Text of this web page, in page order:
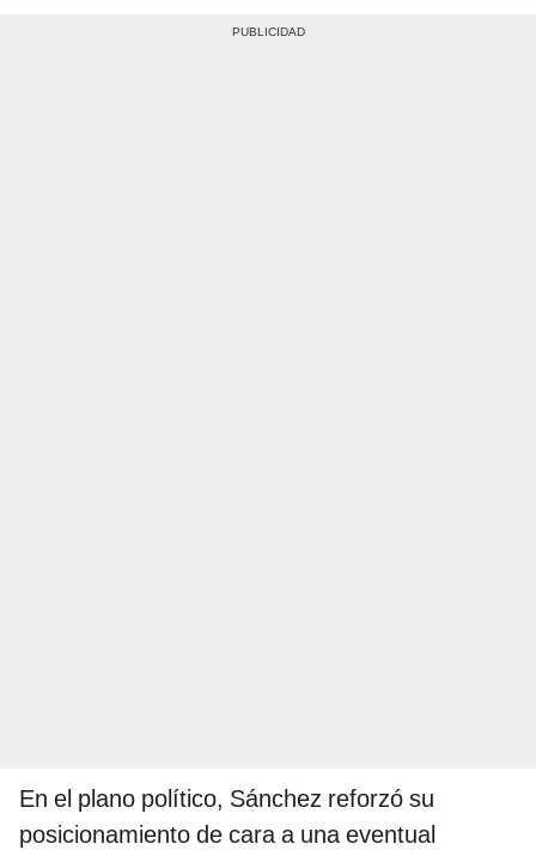
En el plano político, Sánchez reforzó su
posicionamiento de cara a una eventual